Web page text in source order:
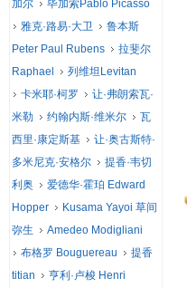
加尔
毕加索Pablo Picasso
雅克·路易·大卫
鲁本斯
Peter Paul Rubens
拉斐尔
Raphael
列维坦Levitan
卡米耶·柯罗
让·弗朗索瓦·
米勒
约翰内斯·维米尔
瓦
西里·康定斯基
让·奥古斯特·
多米尼克·安格尔
提香·韦切
利奥
爱德华·霍珀 Edward
Hopper
Kusama Yayoi 草间
弥生
Amedeo Modigliani
布格罗 Bouguereau
提香
titian
亨利·卢梭 Henri